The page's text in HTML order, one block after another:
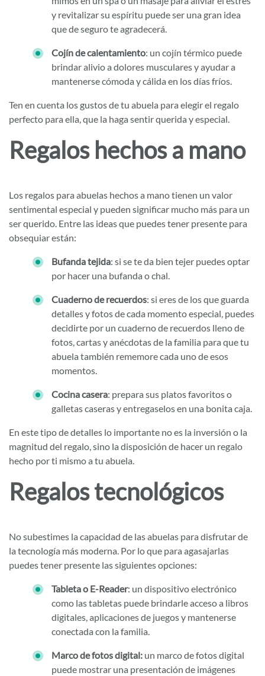
y revitalizar su espíritu puede ser una gran idea
que de seguro te agradecerá.
Cojín de calentamiento: un cojín térmico puede
brindar alivio a dolores musculares y ayudar a
mantenerse cómoda y cálida en los días fríos.
Ten en cuenta los gustos de tu abuela para elegir el regalo
perfecto para ella, que la haga sentir querida y especial.
Regalos hechos a mano
Los regalos para abuelas hechos a mano tienen un valor
sentimental especial y pueden significar mucho más para un
ser querido. Entre las ideas que puedes tener presente para
obsequiar están:
Bufanda tejida: si se te da bien tejer puedes optar
por hacer una bufanda o chal.
Cuaderno de recuerdos: si eres de los que guarda
detalles y fotos de cada momento especial, puedes
decidirte por un cuaderno de recuerdos lleno de
fotos, cartas y anécdotas de la familia para que tu
abuela también rememore cada uno de esos
momentos.
Cocina casera: prepara sus platos favoritos o
galletas caseras y entregaselos en una bonita caja.
En este tipo de detalles lo importante no es la inversión o la
magnitud del regalo, sino la disposición de hacer un regalo
hecho por ti mismo a tu abuela.
Regalos tecnológicos
No subestimes la capacidad de las abuelas para disfrutar de
la tecnología más moderna. Por lo que para agasajarlas
puedes tener presente las siguientes opciones:
Tableta o E-Reader: un dispositivo electrónico
como las tabletas puede brindarle acceso a libros
digitales, aplicaciones de juegos y mantenerse
conectada con la familia.
Marco de fotos digital: un marco de fotos digital
puede mostrar una presentación de imágenes